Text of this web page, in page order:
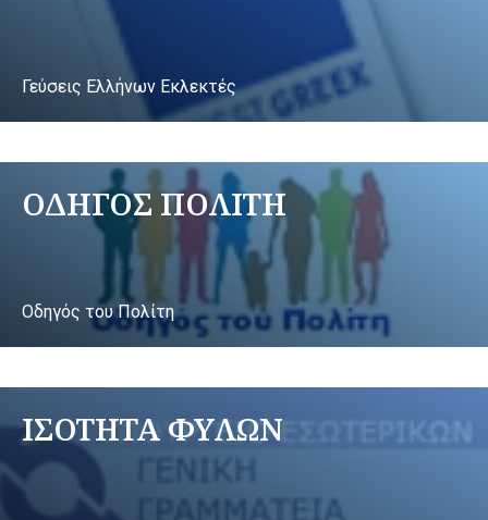
Γεύσεις Ελλήνων Εκλεκτές
ΟΔΗΓΟΣ ΠΟΛΙΤΗ
Οδηγός του Πολίτη
ΙΣΟΤΗΤΑ ΦΥΛΩΝ